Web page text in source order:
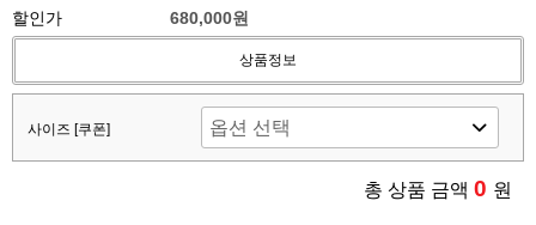
할인가
680,000원
상품정보
사이즈 [쿠폰]
총 상품 금액 0 원